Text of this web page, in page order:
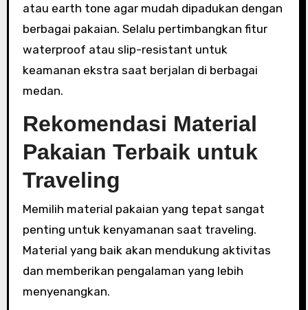
atau earth tone agar mudah dipadukan dengan
berbagai pakaian. Selalu pertimbangkan fitur
waterproof atau slip-resistant untuk
keamanan ekstra saat berjalan di berbagai
medan.
Rekomendasi Material
Pakaian Terbaik untuk
Traveling
Memilih material pakaian yang tepat sangat
penting untuk kenyamanan saat traveling.
Material yang baik akan mendukung aktivitas
dan memberikan pengalaman yang lebih
menyenangkan.